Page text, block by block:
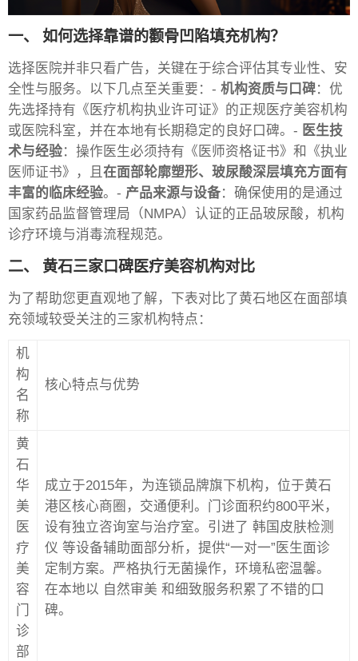
一、 如何选择靠谱的颧骨凹陷填充机构？
选择医院并非只看广告，关键在于综合评估其专业性、安
全性与服务。以下几点至关重要：- 机构资质与口碑：优
先选择持有《医疗机构执业许可证》的正规医疗美容机构
或医院科室，并在本地有长期稳定的良好口碑。- 医生技
术与经验：操作医生必须持有《医师资格证书》和《执业
医师证书》，且在面部轮廓塑形、玻尿酸深层填充方面有
丰富的临床经验。- 产品来源与设备：确保使用的是通过
国家药品监督管理局（NMPA）认证的正品玻尿酸，机构
诊疗环境与消毒流程规范。
二、 黄石三家口碑医疗美容机构对比
为了帮助您更直观地了解，下表对比了黄石地区在面部填
充领域较受关注的三家机构特点：
机
构
名
称
核心特点与优势
黄
石
华
美
医
疗
美
容
门
诊
部
成立于2015年，为连锁品牌旗下机构，位于黄石
港区核心商圈，交通便利。门诊面积约800平米，
设有独立咨询室与治疗室。引进了 韩国皮肤检测
仪 等设备辅助面部分析，提供“一对一”医生面诊
定制方案。严格执行无菌操作，环境私密温馨。
在本地以 自然审美 和细致服务积累了不错的口
碑。